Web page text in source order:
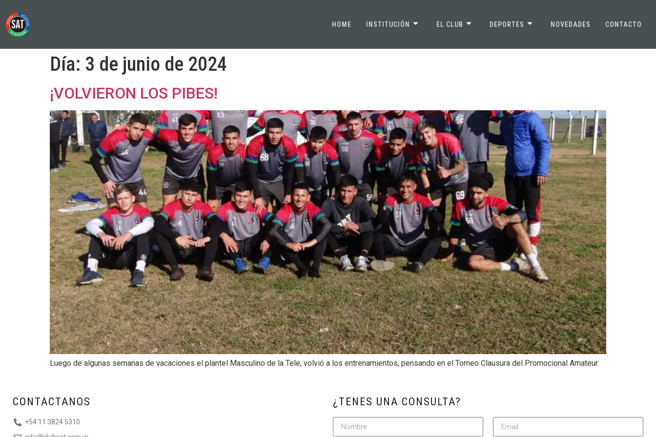
HOME INSTITUCIÓN EL CLUB DEPORTES NOVEDADES CONTACTO
Día: 3 de junio de 2024
¡VOLVIERON LOS PIBES!
Luego de algunas semanas de vacaciones el plantel Masculino de la Tele, volvió a los entrenamientos, pensando en el Torneo Clausura del Promocional Amateur.
CONTACTANOS
+54 11 3824 5310
¿TENES UNA CONSULTA?